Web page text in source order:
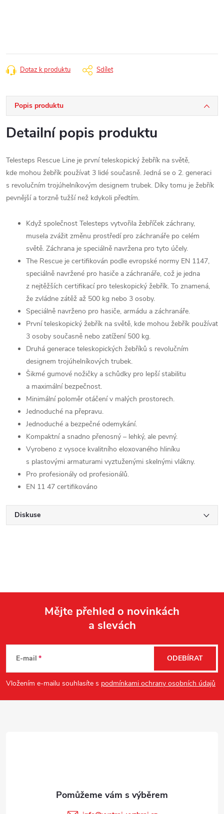
Dotaz k produktu Sdílet
Popis produktu
Detailní popis produktu
Telesteps Rescue Line je první teleskopický žebřík na světě,
kde mohou žebřík používat 3 lidé současně. Jedná se o 2. generaci
s revolučním trojúhelníkovým designem trubek. Díky tomu je žebřík
pevnější a torzně tužší než kdykoli předtím.
Když společnost Telesteps vytvořila žebříček záchrany,
musela zvážit změnu prostředí pro záchranáře po celém
světě. Záchrana je speciálně navržena pro tyto účely.
The Rescue je certifikován podle evropské normy EN 1147,
speciálně navržené pro hasiče a záchranáře, což je jedna
z nejtěžších certifikací pro teleskopický žebřík. To znamená,
že zvládne zátěž až 500 kg nebo 3 osoby.
Speciálně navrženo pro hasiče, armádu a záchranáře.
První teleskopický žebřík na světě, kde mohou žebřík používat
3 osoby současně nebo zatížení 500 kg.
Druhá generace teleskopických žebříků s revolučním
designem trojúhelníkových trubek.
Šikmé gumové nožičky a schůdky pro lepší stabilitu
a maximální bezpečnost.
Minimální poloměr otáčení v malých prostorech.
Jednoduché na přepravu.
Jednoduché a bezpečné odemykání.
Kompaktní a snadno přenosný – lehký, ale pevný.
Vyrobeno z vysoce kvalitního eloxovaného hliníku
s plastovými armaturami vyztuženými skelnými vlákny.
Pro profesionály od profesionálů.
EN 11 47 certifikováno
Diskuse
p
a
Mějte přehled o novinkách
a slevách
E-mail
Vložením e-mailu souhlasíte s podmínkami ochrany osobních údajů
ODEBÍRAT